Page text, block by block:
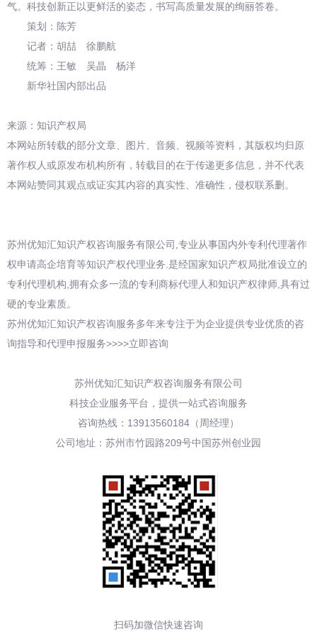
气。科技创新正以更鲜活的姿态，书写高质量发展的绚丽答卷。
策划：陈芳
记者：胡喆 徐鹏航
统筹：王敏 吴晶 杨洋
新华社国内部出品
来源：知识产权局
本网站所转载的部分文章、图片、音频、视频等资料，其版权均归原
著作权人或原发布机构所有，转载目的在于传递更多信息，并不代表
本网站赞同其观点或证实其内容的真实性、准确性，侵权联系删。
苏州优知汇知识产权咨询服务有限公司,专业从事国内外专利代理著作
权申请高企培育等知识产权代理业务.是经国家知识产权局批准设立的
专利代理机构,拥有众多一流的专利商标代理人和知识产权律师,具有过
硬的专业素质。
苏州优知汇知识产权咨询服务多年来专注于为企业提供专业优质的咨
询指导和代理申报服务>>>>立即咨询
苏州优知汇知识产权咨询服务有限公司
科技企业服务平台，提供一站式咨询服务
咨询热线：13913560184（周经理）
公司地址：苏州市竹园路209号中国苏州创业园
扫码加微信快速咨询